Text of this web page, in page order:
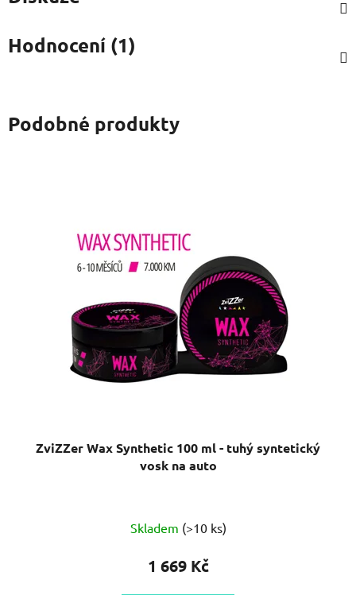
Hodnocení (1)
Podobné produkty
ZviZZer Wax Synthetic 100 ml - tuhý syntetický
vosk na auto
Skladem (>10 ks)
1 669 Kč